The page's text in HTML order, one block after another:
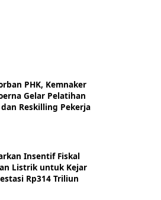
PHK, Kemnaker
Gelar Pelatihan
Reskilling Pekerja
Insentif Fiskal
Listrik untuk Kejar
Rp314 Triliun